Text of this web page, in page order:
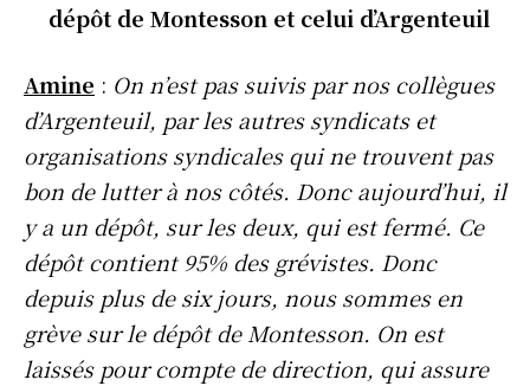
dépôt de Montesson et celui d’Argenteuil
Amine : On n’est pas suivis par nos collègues
d’Argenteuil, par les autres syndicats et
organisations syndicales qui ne trouvent pas
bon de lutter à nos côtés. Donc aujourd’hui, il
y a un dépôt, sur les deux, qui est fermé. Ce
dépôt contient 95% des grévistes. Donc
depuis plus de six jours, nous sommes en
grève sur le dépôt de Montesson. On est
laissés pour compte de direction, qui assure